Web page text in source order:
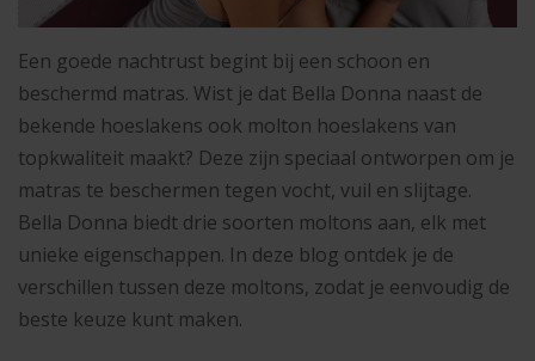
Een goede nachtrust begint bij een schoon en
beschermd matras. Wist je dat Bella Donna naast de
bekende hoeslakens ook molton hoeslakens van
topkwaliteit maakt? Deze zijn speciaal ontworpen om je
matras te beschermen tegen vocht, vuil en slijtage.
Bella Donna biedt drie soorten moltons aan, elk met
unieke eigenschappen. In deze blog ontdek je de
verschillen tussen deze moltons, zodat je eenvoudig de
beste keuze kunt maken.